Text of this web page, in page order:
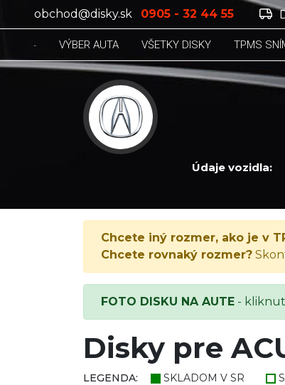
obchod@disky.sk 0905 - 32 44 55
VÝBER AUTA VŠETKY DISKY TPMS
Údaje vozidla:
ACURA 3.5 RL, 3.5 RL, 2000
Chcete iný rozmer, ako je v
Chcete rovnaký rozmer?
FOTO DISKU NA AUTE -
Disky pre
LEGENDA: SKLADOM V SR